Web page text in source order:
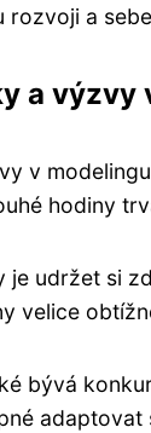
rozvoji a
a výzvy
v
hodiny
je udržet si
velice
bývá